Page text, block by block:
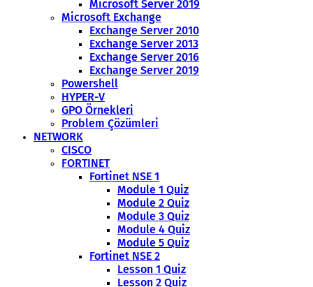
Microsoft Server 2019
Microsoft Exchange
Exchange Server 2010
Exchange Server 2013
Exchange Server 2016
Exchange Server 2019
Powershell
HYPER-V
GPO Örnekleri
Problem Çözümleri
NETWORK
CISCO
FORTINET
Fortinet NSE 1
Module 1 Quiz
Module 2 Quiz
Module 3 Quiz
Module 4 Quiz
Module 5 Quiz
Fortinet NSE 2
Lesson 1 Quiz
Lesson 2 Quiz